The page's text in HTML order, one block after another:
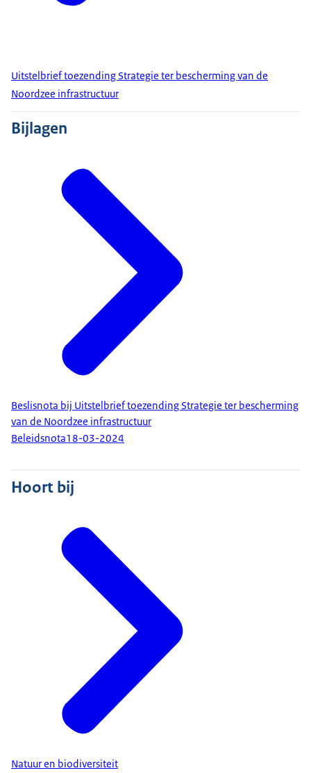
Uitstelbrief toezending Strategie ter bescherming van de
Noordzee infrastructuur
Bijlagen
Beslisnota bij Uitstelbrief toezending Strategie ter bescherming
van de Noordzee infrastructuur
Beleidsnota18-03-2024
Hoort bij
Natuur en biodiversiteit